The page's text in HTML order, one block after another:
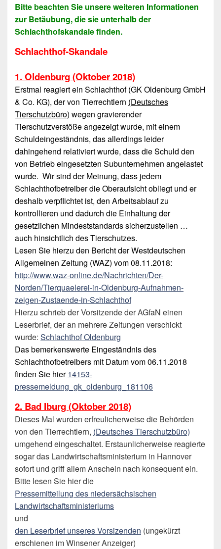
Bitte beachten Sie unsere weiteren Informationen
zur Betäubung, die sie unterhalb der
Schlachthofskandale finden.
Schlachthof-Skandale
1. Oldenburg (Oktober 2018)
Erstmal reagiert ein Schlachthof (GK Oldenburg GmbH
& Co. KG), der von Tierrechtlern (Deutsches
Tierschutzbüro) wegen gravierender
Tierschutzverstöße angezeigt wurde, mit einem
Schuldeingeständnis, das allerdings leider
dahingehend relativiert wurde, dass die Schuld den
von Betrieb eingesetzten Subunternehmen angelastet
wurde. Wir sind der Meinung, dass jedem
Schlachthofbetreiber die Oberaufsicht obliegt und er
deshalb verpflichtet ist, den Arbeitsablauf zu
kontrollieren und dadurch die Einhaltung der
gesetzlichen Mindeststandards sicherzustellen …
auch hinsichtlich des Tierschutzes.
Lesen Sie hierzu den Bericht der Westdeutschen
Allgemeinen Zeitung (WAZ) vom 08.11.2018:
http://www.waz-online.de/Nachrichten/Der-
Norden/Tierquaelerei-in-Oldenburg-Aufnahmen-
zeigen-Zustaende-in-Schlachthof
Hierzu schrieb der Vorsitzende der AGfaN einen
Leserbrief, der an mehrere Zeitungen verschickt
wurde: Schlachthof Oldenburg
Das bemerkenswerte Eingeständnis des
Schlachthofbetreibers mit Datum vom 06.11.2018
finden Sie hier14153-
pressemeldung_gk_oldenburg_181106
2. Bad Iburg (Oktober 2018)
Dieses Mal wurden erfreulicherweise die Behörden
von den Tierrechtlern, (Deutsches Tierschutzbüro)
umgehend eingeschaltet. Erstaunlicherweise reagierte
sogar das Landwirtschaftsministerium in Hannover
sofort und griff allem Anschein nach konsequent ein.
Bitte lesen Sie hier die
Pressemitteilung des niedersächsischen
Landwirtschaftsministeriums
und
den Leserbrief unseres Vorsizenden (ungekürzt
erschienen im Winsener Anzeiger)